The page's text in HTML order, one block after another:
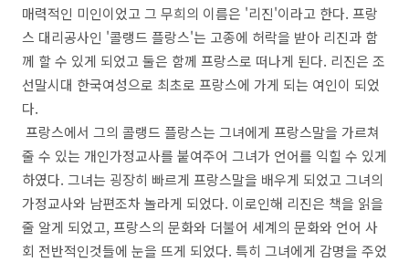
매력적인 미인이었고 그 무희의 이름은 '리진'이라고 한다. 프랑
스 대리공사인 '콜랭드 플랑스'는 고종에 허락을 받아 리진과 함
께 할 수 있게 되었고 둘은 함께 프랑스로 떠나게 된다. 리진은 조
선말시대 한국여성으로 최초로 프랑스에 가게 되는 여인이 되었
다.
프랑스에서 그의 콜랭드 플랑스는 그녀에게 프랑스말을 가르쳐
줄 수 있는 개인가정교사를 붙여주어 그녀가 언어를 익힐 수 있게
하였다. 그녀는 굉장히 빠르게 프랑스말을 배우게 되었고 그녀의
가정교사와 남편조차 놀라게 되었다. 이로인해 리진은 책을 읽을
줄 알게 되었고, 프랑스의 문화와 더불어 세계의 문화와 언어 사
회 전반적인것들에 눈을 뜨게 되었다. 특히 그녀에게 감명을 주었